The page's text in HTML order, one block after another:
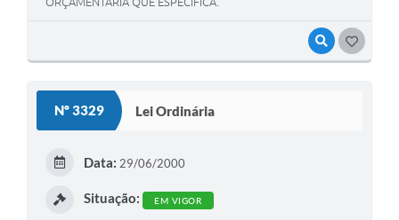
VISUALIZAR
Nº 3329 Lei Ordinária
Data: 29/06/2000
Situação: EM VIGOR